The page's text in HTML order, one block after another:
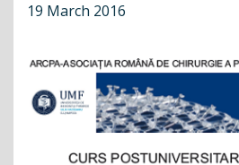
19 March 2016